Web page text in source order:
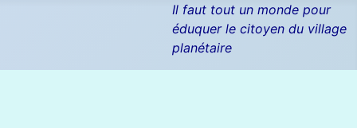
Il faut tout un monde pour
éduquer le citoyen du village
planétaire